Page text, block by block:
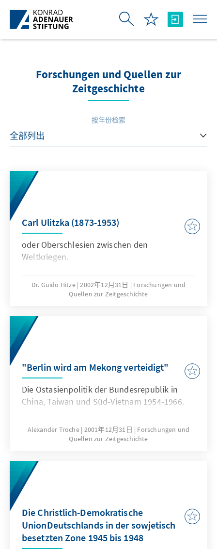
跳转到主内容
Forschungen und Quellen zur
Zeitgeschichte
按年份检索
Carl Ulitzka (1873-1953)
oder Oberschlesien zwischen den
Weltkriegen.
Dr. Guido Hitze 2002年12月31日
Forschungen und
Quellen zur Zeitgeschichte
"Berlin wird am Mekong verteidigt"
Die Ostasienpolitik der Bundesrepublik in
China, Taiwan und Süd-Vietnam 1954-1966.
Alexander Troche 2001年12月31日
Forschungen und
Quellen zur Zeitgeschichte
Die Christlich-Demokratische
UnionDeutschlands in der sowjetisch
besetzten Zone 1945 bis 1948